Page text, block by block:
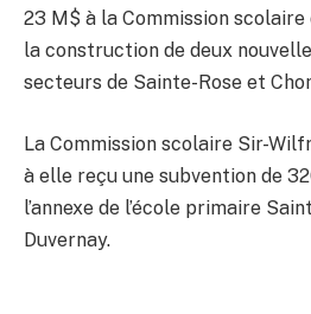
23 M$ à la Commission scolaire
la construction de deux
secteurs de Sainte-Rose et
La Commission scolaire Sir-
à elle reçu une subvention de
l’annexe de l’école primaire
Duvernay.